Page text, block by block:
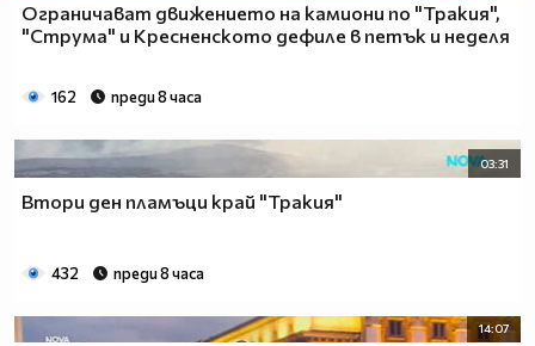
Ограничават движението на камиони по "Тракия",
"Струма" и Кресненското дефиле в петък и неделя
162 преди 8 часа
03:31
Втори ден пламъци край "Тракия"
432 преди 8 часа
14:07